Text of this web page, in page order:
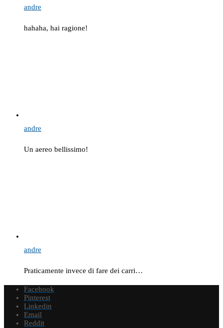
andre
hahaha, hai ragione!
andre
Un aereo bellissimo!
andre
Praticamente invece di fare dei carri…
Facebook
Pinterest
Linkedin
Email
Reddit